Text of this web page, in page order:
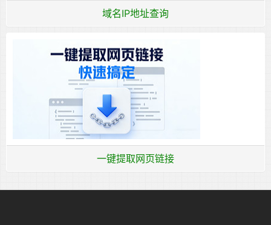
域名IP地址查询
一键提取网页链接